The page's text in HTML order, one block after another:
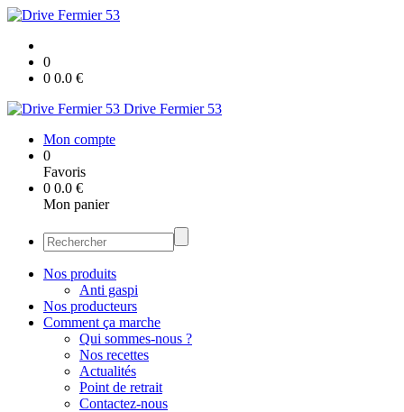
0
0 0.0 €
Drive Fermier 53
Mon compte
0
Favoris
0 0.0 €
Mon panier
Nos produits
Anti gaspi
Nos producteurs
Comment ça marche
Qui sommes-nous ?
Nos recettes
Actualités
Point de retrait
Contactez-nous